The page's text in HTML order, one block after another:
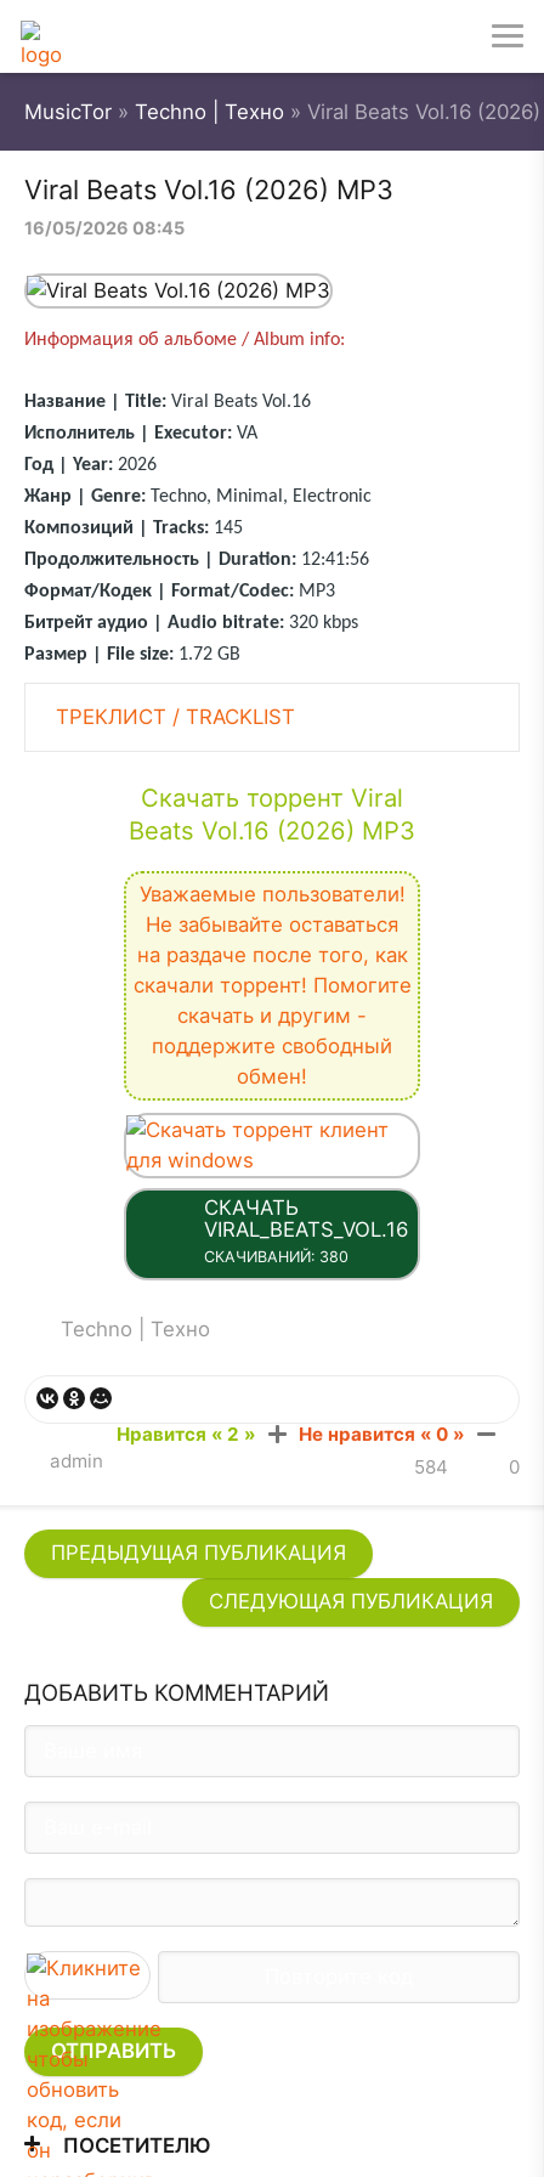
MusicTor » Techno | Техно » Viral Beats Vol.16
Viral Beats Vol.16 (2026) MP3
16/05/2026 08:45
Информация об альбоме / Album info:
Название | Title: Viral Beats Vol.16
Исполнитель | Executor: VA
Год | Year: 2026
Жанр | Genre: Techno, Minimal, Electronic
Композиций | Tracks: 145
Продолжительность | Duration: 12:41:56
Формат/Кодек | Format/Codec: MP3
Битрейт аудио | Audio bitrate: 320 kbps
Размер | File size: 1.72 GB
ТРЕКЛИСТ / TRACKLIST
Скачать торрент Viral
Beats Vol.16 (2026) MP3
Уважаемые пользователи!
Не забывайте оставаться
на раздаче после того, как
скачали торрент! Помогите
скачать и другим -
поддержите свободный
обмен!
СКАЧАТЬ
ТОРРЕНТ
VIRAL_BEATS_VOL.16.TORRENT
СКАЧИВАНИЙ: 380
Viral_Beats_Vol.16.torrent
Techno | Техно
Нравится « 2 » Не нравится « 0 »
admin
0
584
ПРЕДЫДУЩАЯ ПУБЛИКАЦИЯ
СЛЕДУЮЩАЯ ПУБЛИКАЦИЯ
ДОБАВИТЬ КОММЕНТАРИЙ
ОТПРАВИТЬ
ПОСЕТИТЕЛЮ